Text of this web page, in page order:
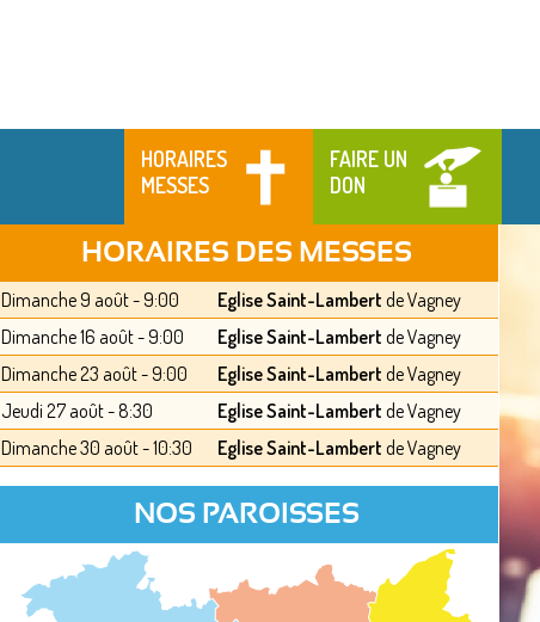
HORAIRES
MESSES
FAIRE UN
DON
HORAIRES DES MESSES
Dimanche 9 août - 9:00 Eglise Saint-Lambert de Vagney
Dimanche 16 août - 9:00
Eglise Saint-Lambert de Vagney
Dimanche 23 août - 9:00
Eglise Saint-Lambert de Vagney
Jeudi 27 août - 8:30
Eglise Saint-Lambert de Vagney
Dimanche 30 août - 10:30
Eglise Saint-Lambert de Vagney
NOS PAROISSES